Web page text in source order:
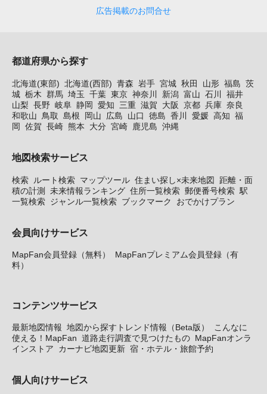
広告掲載のお問合せ
都道府県から探す
北海道(東部) 北海道(西部) 青森 岩手 宮城 秋田 山形 福島 茨
城 栃木 群馬 埼玉 千葉 東京 神奈川 新潟 富山 石川
福井
山梨 長野 岐阜 静岡 愛知 三重 滋賀 大阪 京都 兵庫 奈良
和歌山
鳥取 島根 岡山 広島 山口 徳島 香川 愛媛 高知 福
岡
佐賀 長崎 熊本 大分 宮崎 鹿児島 沖縄
地図検索サービス
検索 ルート検索 マップツール 住まい探し×未来地図
距離・面
積の計測
未来情報ランキング 住所一覧検索 郵便番号検索 駅
一覧検索 ジャンル一覧検索 ブックマーク おでかけプラン
会員向けサービス
MapFan会員登録（無料）
MapFanプレミアム会員登録（有
料）
コンテンツサービス
最新地図情報 地図から探すトレンド情報（Beta版）
こんなに
使える！MapFan 道路走行調査で見つけたもの MapFanオンラ
インストア
カーナビ地図更新 宿・ホテル・旅館予約
個人向けサービス